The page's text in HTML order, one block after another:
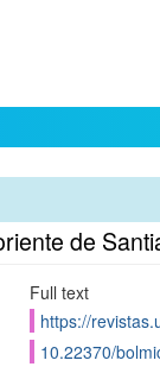
de
Full text
https://
10.22370/